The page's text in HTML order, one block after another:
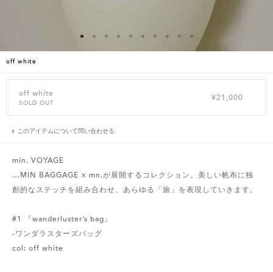
off white
off white
SOLD OUT
¥21,000
このアイテムについて問い合わせる
min. VOYAGE
…MIN BAGGAGE × mn.が展開するコレクション。美しい帆布に独
創的なステッチを組み合わせ、あらゆる「旅」を表現していきます。
#1 『wanderluster’s bag』
-ワンダラスターズバッグ
col: off white